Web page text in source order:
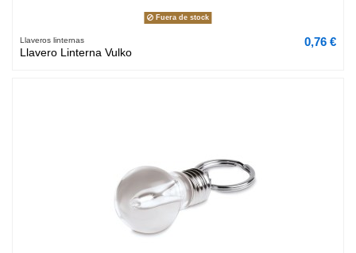
Fuera de stock
Llaveros linternas
Llavero Linterna Vulko
0,76 €